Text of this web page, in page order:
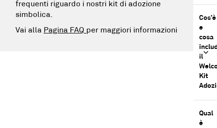
frequenti riguardo i nostri kit di adozione
simbolica.
Vai alla Pagina FAQ per maggiori informazioni
Cos’è
e
cosa
il
Kit
Qual
è